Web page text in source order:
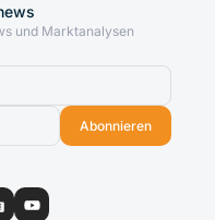
und Marktanalysen
Abonnieren